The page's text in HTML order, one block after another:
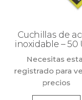
Cuchillas de
inoxidable – 50
Necesitas
registrado para
precios